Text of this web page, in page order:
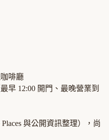
啡廳
最早 12:00 開門、最晚營業到
與公開資訊整理），尚